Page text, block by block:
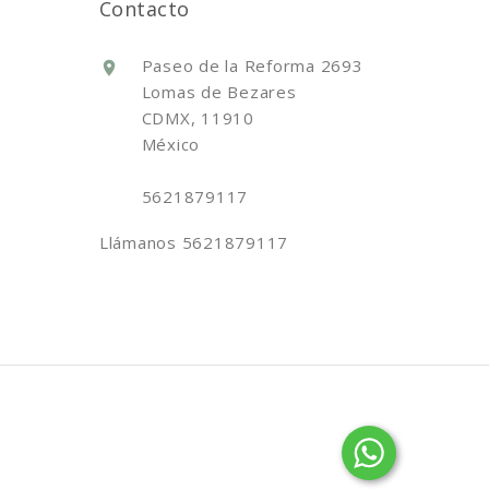
Contacto
Paseo de la Reforma 2693
Lomas de Bezares
CDMX, 11910
México
5621879117
Llámanos 5621879117